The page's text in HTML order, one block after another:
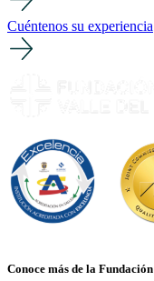
Cuéntenos su experiencia
Conoce más de la Fundación